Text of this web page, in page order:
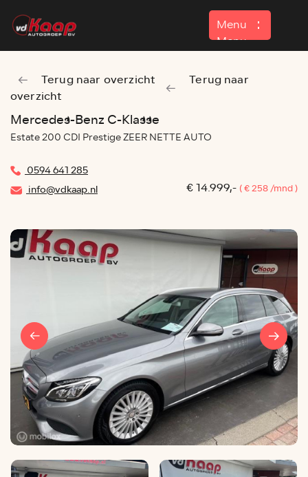
Menu
Menu
Home
Aanbod
Contact
Terug naar overzicht
Terug naar
overzicht
Mercedes-Benz C-Klasse
Estate 200 CDI Prestige ZEER NETTE AUTO
0594 641 285
info@vdkaap.nl
€ 14.999,- ( € 258 /mnd )